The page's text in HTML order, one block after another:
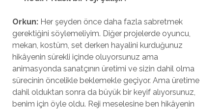
Orkun:Her şeyden önce daha fazla sabretmek
gerektiğini söylemeliyim. Diğer projelerde oyuncu,
mekan, kostüm, set derken hayalini kurduğunuz
hikâyenin sürekli içinde oluyorsunuz ama
animasyonda sanatçının üretimi ve sizin dahil olma
sürecinin öncelikle beklemekle geçiyor. Ama üretime
dahil olduktan sonra da büyük bir keyif alıyorsunuz,
benim için öyle oldu. Reji meselesine ben hikâyenin